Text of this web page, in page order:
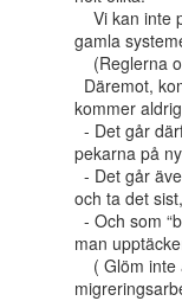
gamla
kommer
pekarna på
och ta det
man